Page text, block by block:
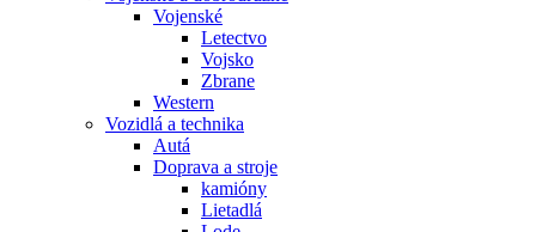
Vojenské
Letectvo
Vojsko
Zbrane
Western
Vozidlá a technika
Autá
Doprava a stroje
kamióny
Lietadlá